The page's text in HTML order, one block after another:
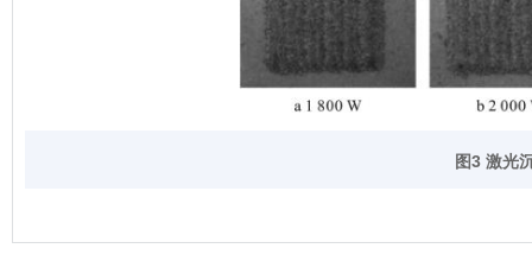
图3 激光